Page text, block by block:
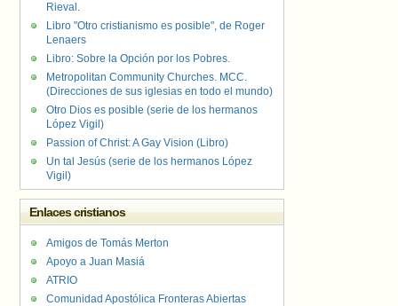
Rieval.
Libro "Otro cristianismo es posible", de Roger
Lenaers
Libro: Sobre la Opción por los Pobres.
Metropolitan Community Churches. MCC.
(Direcciones de sus iglesias en todo el mundo)
Otro Dios es posible (serie de los hermanos
López Vigil)
Passion of Christ: A Gay Vision (Libro)
Un tal Jesús (serie de los hermanos López
Vigil)
Enlaces cristianos
Amigos de Tomás Merton
Apoyo a Juan Masiá
ATRIO
Comunidad Apostólica Fronteras Abiertas